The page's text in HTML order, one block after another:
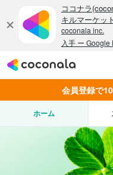
会員登録で
ホーム